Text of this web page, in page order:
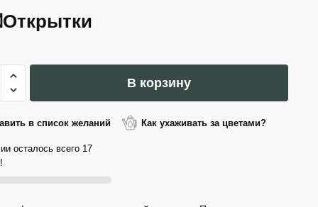
В корзину
в список желаний Как ухаживать за цветами?
осталось всего 17